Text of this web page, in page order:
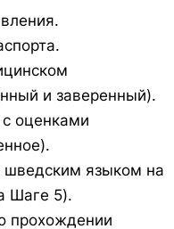
и заверенный).
оценками
шведским языком на
Шаге 5).
прохождении